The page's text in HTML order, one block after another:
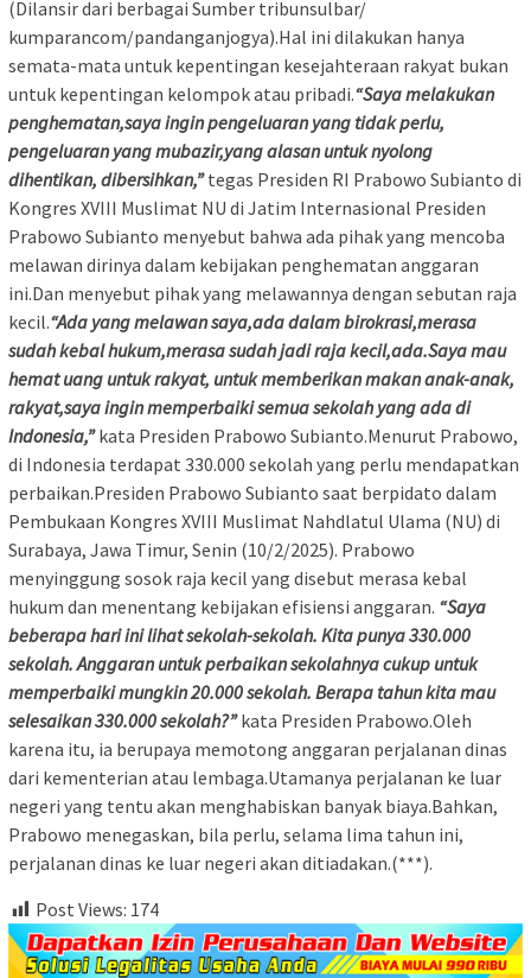
(Dilansir dari berbagai Sumber tribunsulbar/
kumparancom/pandanganjogya).Hal ini dilakukan hanya
semata-mata untuk kepentingan kesejahteraan rakyat bukan
untuk kepentingan kelompok atau pribadi.“Saya melakukan
penghematan,saya ingin pengeluaran yang tidak perlu,
pengeluaran yang mubazir,yang alasan untuk nyolong
dihentikan, dibersihkan,”tegas Presiden RI Prabowo Subianto di
Kongres XVIII Muslimat NU di Jatim Internasional Presiden
Prabowo Subianto menyebut bahwa ada pihak yang mencoba
melawan dirinya dalam kebijakan penghematan anggaran
ini.Dan menyebut pihak yang melawannya dengan sebutan raja
kecil.“Ada yang melawan saya,ada dalam birokrasi,merasa
sudah kebal hukum,merasa sudah jadi raja kecil,ada.Saya mau
hemat uang untuk rakyat, untuk memberikan makan anak-anak,
rakyat,saya ingin memperbaiki semua sekolah yang ada di
Indonesia,”kata Presiden Prabowo Subianto.Menurut Prabowo,
di Indonesia terdapat 330.000 sekolah yang perlu mendapatkan
perbaikan.Presiden Prabowo Subianto saat berpidato dalam
Pembukaan Kongres XVIII Muslimat Nahdlatul Ulama (NU) di
Surabaya, Jawa Timur, Senin (10/2/2025). Prabowo
menyinggung sosok raja kecil yang disebut merasa kebal
hukum dan menentang kebijakan efisiensi anggaran. “Saya
beberapa hari ini lihat sekolah-sekolah. Kita punya 330.000
sekolah. Anggaran untuk perbaikan sekolahnya cukup untuk
memperbaiki mungkin 20.000 sekolah. Berapa tahun kita mau
selesaikan 330.000 sekolah?”kata Presiden Prabowo.Oleh
karena itu, ia berupaya memotong anggaran perjalanan dinas
dari kementerian atau lembaga.Utamanya perjalanan ke luar
negeri yang tentu akan menghabiskan banyak biaya.Bahkan,
Prabowo menegaskan, bila perlu, selama lima tahun ini,
perjalanan dinas ke luar negeri akan ditiadakan.(***).
Post Views: 174